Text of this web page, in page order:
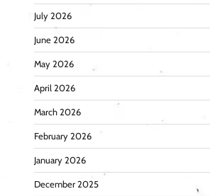
July 2026
June 2026
May 2026
April 2026
March 2026
February 2026
January 2026
December 2025